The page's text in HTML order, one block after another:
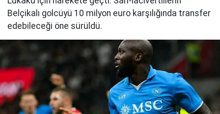
Belçikalı golcüyü 10 milyon euro karşılığında transfer
edebileceği öne sürüldü.